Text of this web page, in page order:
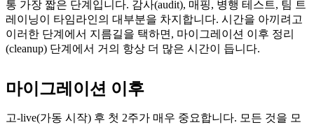
통 가장 짧은 단계입니다. 감사(audit), 매핑, 병행 테스트, 팀 트
레이닝이 타임라인의 대부분을 차지합니다. 시간을 아끼려고
이러한 단계에서 지름길을 택하면, 마이그레이션 이후 정리
(cleanup) 단계에서 거의 항상 더 많은 시간이 듭니다.
마이그레이션 이후
고-live(가동 시작) 후 첫 2주가 매우 중요합니다. 모든 것을 모